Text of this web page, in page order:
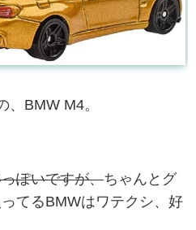
、BMW M4。
ぽいですが、ちゃんとグ
てるBMWはワテクシ、好